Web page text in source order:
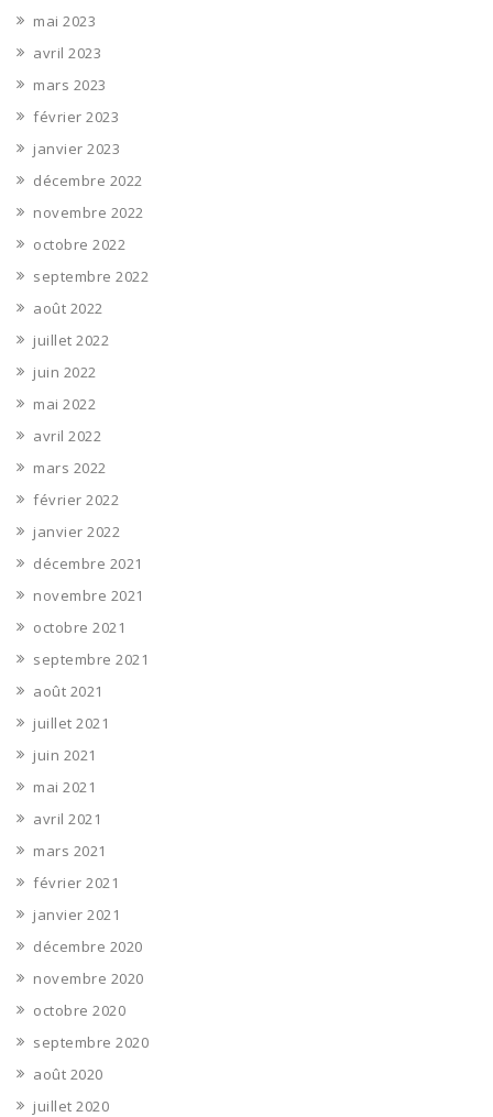
mai 2023
avril 2023
mars 2023
février 2023
janvier 2023
décembre 2022
novembre 2022
octobre 2022
septembre 2022
août 2022
juillet 2022
juin 2022
mai 2022
avril 2022
mars 2022
février 2022
janvier 2022
décembre 2021
novembre 2021
octobre 2021
septembre 2021
août 2021
juillet 2021
juin 2021
mai 2021
avril 2021
mars 2021
février 2021
janvier 2021
décembre 2020
novembre 2020
octobre 2020
septembre 2020
août 2020
juillet 2020